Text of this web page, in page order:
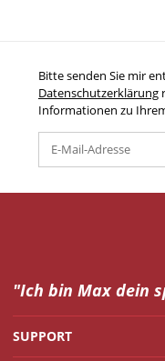
Bitte senden Sie mir
Datenschutzerklärung
Informationen zu
"Ich bin Max dein
SUPPORT